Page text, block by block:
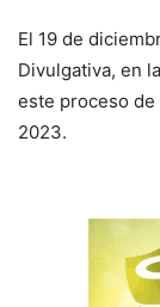
El 19 de
Divulgativa, en
este proceso
2023.